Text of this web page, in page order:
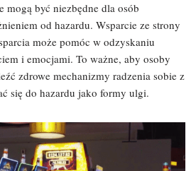
mogą być niezbędne dla osób
od hazardu. Wsparcie ze strony
może pomóc w odzyskaniu
i emocjami. To ważne, aby osoby
zdrowe mechanizmy radzenia sobie z
się do hazardu jako formy ulgi.